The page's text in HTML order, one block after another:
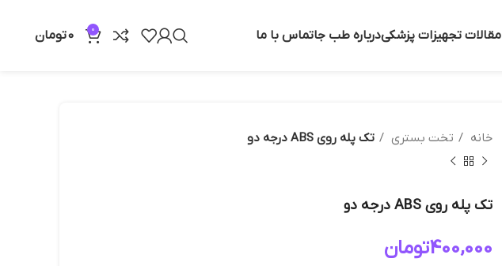
مقالات تجهیزات پزشکیدرباره طب جاتماس با ما 0
0تومان
خانه تخت بستری تک پله روی ABS درجه دو
تک پله روی ABS درجه دو
400,000تومان